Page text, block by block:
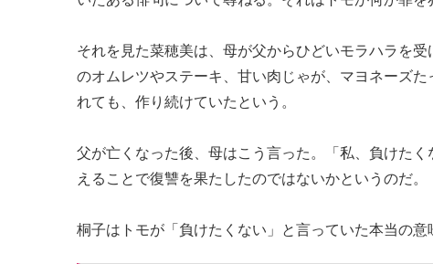
それを見た菜穂美は、母が父からひどいモラハラを
のオムレツやステーキ、甘い肉じゃが、マヨネーズ
れても、作り続けていたという。
父が亡くなった後、母はこう言った。「私、負けた
えることで復讐を果たしたのではないかというのだ。
桐子はトモが「負けたくない」と言っていた本当の意